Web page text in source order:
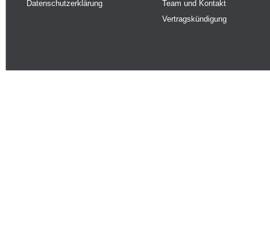
Datenschutzerklärung
Team und Kontakt
Vertragskündigung